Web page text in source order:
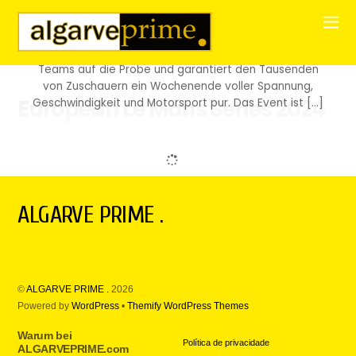
European Le Mans Series 2024
Rennen der prestigeträchtigen European Le Mans
Series (ELMS) austragen. Dieses spektakuläre
Ausdauerrennen stellt die Fähigkeiten von Fahrern und
Teams auf die Probe und garantiert den Tausenden
von Zuschauern ein Wochenende voller Spannung,
Geschwindigkeit und Motorsport pur. Das Event ist […]
ALGARVE PRIME .
©ALGARVE PRIME . 2026
Powered byWordPress •Themify WordPress Themes
Warum bei
ALGARVEPRIME.com
Política de privacidade